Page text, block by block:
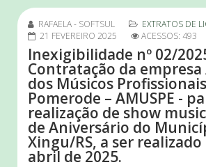
RAFAELA - SOFTSUL
EXTRATOS DE
21 FEVEREIRO 2025
ACESSOS: 493
Inexigibilidade nº 02/
Contratação da empresa
dos Músicos
Pomerode – AMUSPE -
realização de show
de Aniversário do
Xingu/RS, a ser realizado
abril de 2025.